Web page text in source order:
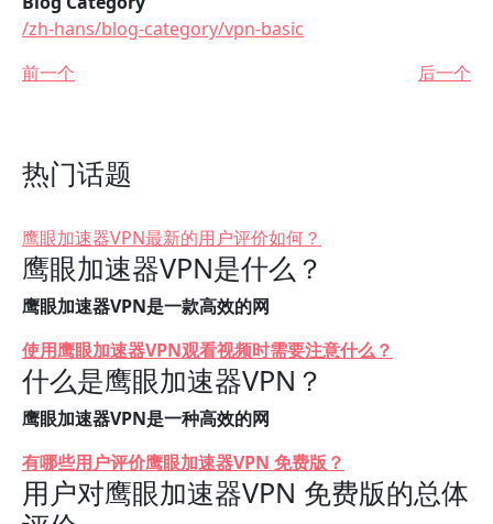
/zh-hans/blog-category/vpn-basic
前一个
后一个
热门话题
鹰眼加速器VPN最新的用户评价如何？
鹰眼加速器VPN是什么？
鹰眼加速器VPN是一款高效的网
使用鹰眼加速器VPN观看视频时需要注意什么？
什么是鹰眼加速器VPN？
鹰眼加速器VPN是一种高效的网
有哪些用户评价鹰眼加速器VPN 免费版？
用户对鹰眼加速器VPN 免费版的总体